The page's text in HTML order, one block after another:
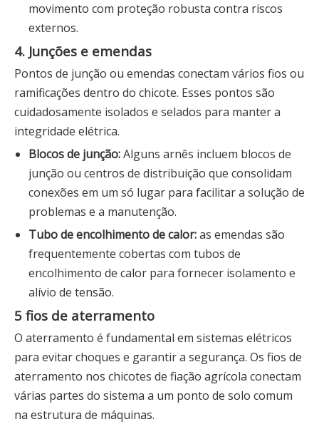
movimento com proteção robusta contra riscos
externos.
4. Junções e emendas
Pontos de junção ou emendas conectam vários fios ou
ramificações dentro do chicote. Esses pontos são
cuidadosamente isolados e selados para manter a
integridade elétrica.
Blocos de junção:Alguns arnês incluem blocos de
junção ou centros de distribuição que consolidam
conexões em um só lugar para facilitar a solução de
problemas e a manutenção.
Tubo de encolhimento de calor:as emendas são
frequentemente cobertas com tubos de
encolhimento de calor para fornecer isolamento e
alívio de tensão.
5 fios de aterramento
O aterramento é fundamental em sistemas elétricos
para evitar choques e garantir a segurança. Os fios de
aterramento nos chicotes de fiação agrícola conectam
várias partes do sistema a um ponto de solo comum
na estrutura de máquinas.